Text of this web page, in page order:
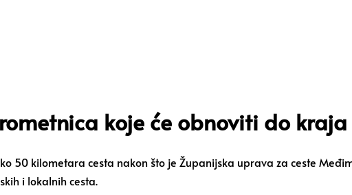
koje će obnoviti do
50 kilometara cesta nakon što je Županijska uprava za ceste
i lokalnih cesta.